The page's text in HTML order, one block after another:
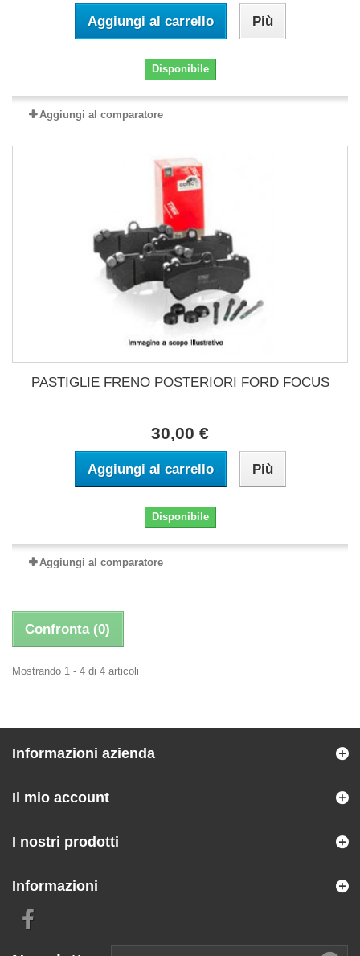
Aggiungi al carrello Più
Disponibile
Aggiungi al comparatore
PASTIGLIE FRENO POSTERIORI FORD FOCUS
30,00 €
Aggiungi al carrello Più
Disponibile
Aggiungi al comparatore
Confronta (0)
Mostrando 1 - 4 di 4 articoli
Informazioni azienda
Il mio account
I nostri prodotti
Informazioni